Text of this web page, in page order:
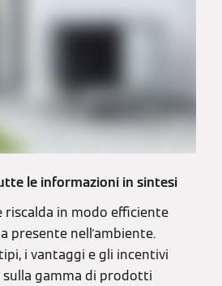
le informazioni in sintesi
riscalda in modo efficiente
presente nell'ambiente.
i vantaggi e gli incentivi
gamma di prodotti